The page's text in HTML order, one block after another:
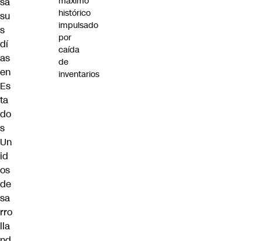
su
s
dí
as
en
Es
ta
do
s
Un
id
os
de
sa
rro
lla
histórico
impulsado
por
caída
de
inventarios